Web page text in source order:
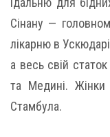
Сінану —
лікарню в
а весь свій
та Медині. Жінки
Стамбула.